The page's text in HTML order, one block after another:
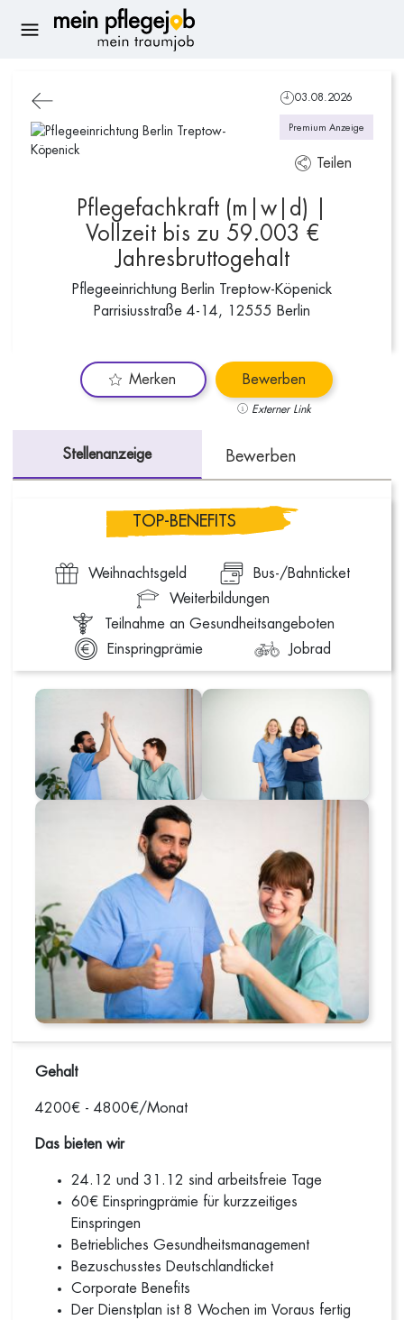
Pflegefachkraft (m|w|d) |
Vollzeit bis zu 59.003 €
Jahresbruttogehalt
Pflegeeinrichtung Berlin Treptow-Köpenick
Parrisiusstraße 4-14, 12555 Berlin
03.08.2026
Premium Anzeige
Teilen
Merken Bewerben
Externer Link
Stellenanzeige Bewerben
TOP-BENEFITS
Weihnachtsgeld
Bus-/Bahnticket
Weiterbildungen
Teilnahme an Gesundheitsangeboten
Einspringprämie
Jobrad
Gehalt
4200€ - 4800€/Monat
Das bieten wir
24.12 und 31.12 sind arbeitsfreie Tage
60€ Einspringprämie für kurzzeitiges
Einspringen
Betriebliches Gesundheitsmanagement
Bezuschusstes Deutschlandticket
Corporate Benefits
Der Dienstplan ist 8 Wochen im Voraus fertig